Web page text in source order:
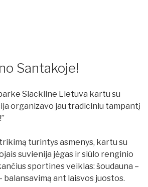
Santakoje!
Slackline Lietuva kartu su
organizavo jau tradiciniu tampantį
turintys asmenys, kartu su
suvienija jėgas ir siūlo renginio
sportines veiklas: šoudauna –
ant laisvos juostos.